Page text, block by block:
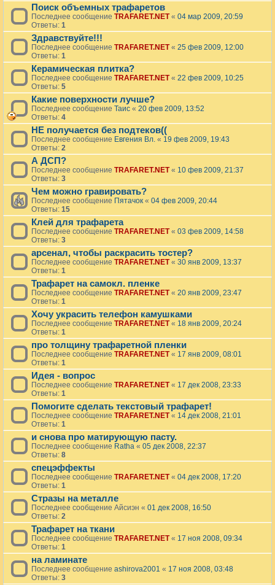
Поиск объемных трафаретов
Последнее сообщение TRAFARET.NET« 04 мар 2009, 20:59
Ответы: 1
Здравствуйте!!!
Последнее сообщение TRAFARET.NET« 25 фев 2009, 12:00
Ответы: 1
Керамическая плитка?
Последнее сообщение TRAFARET.NET« 22 фев 2009, 10:25
Ответы: 5
Какие поверхности лучше?
Последнее сообщение Таис « 20 фев 2009, 13:52
Ответы: 4
НЕ получается без подтеков((
Последнее сообщение Евгения Вл. « 19 фев 2009, 19:43
Ответы: 2
А ДСП?
Последнее сообщение TRAFARET.NET« 10 фев 2009, 21:37
Ответы: 3
Чем можно гравировать?
Последнее сообщение Пятачок « 04 фев 2009, 20:44
Ответы: 15
Клей для трафарета
Последнее сообщение TRAFARET.NET« 03 фев 2009, 14:58
Ответы: 3
арсенал, чтобы раскрасить тостер?
Последнее сообщение TRAFARET.NET« 30 янв 2009, 13:37
Ответы: 1
Трафарет на самокл. пленке
Последнее сообщение TRAFARET.NET« 20 янв 2009, 23:47
Ответы: 1
Хочу украсить телефон камушками
Последнее сообщение TRAFARET.NET« 18 янв 2009, 20:24
Ответы: 1
про толщину трафаретной пленки
Последнее сообщение TRAFARET.NET« 17 янв 2009, 08:01
Ответы: 1
Идея - вопрос
Последнее сообщение TRAFARET.NET« 17 дек 2008, 23:33
Ответы: 1
Помогите сделать текстовый трафарет!
Последнее сообщение TRAFARET.NET« 14 дек 2008, 21:01
Ответы: 1
и снова про матирующую пасту.
Последнее сообщение Ratha « 05 дек 2008, 22:37
Ответы: 8
спецэффекты
Последнее сообщение TRAFARET.NET« 04 дек 2008, 17:20
Ответы: 1
Стразы на металле
Последнее сообщение Айсиэн « 01 дек 2008, 16:50
Ответы: 2
Трафарет на ткани
Последнее сообщение TRAFARET.NET« 17 ноя 2008, 09:34
Ответы: 1
на ламинате
Последнее сообщение ashirova2001 « 17 ноя 2008, 03:48
Ответы: 3